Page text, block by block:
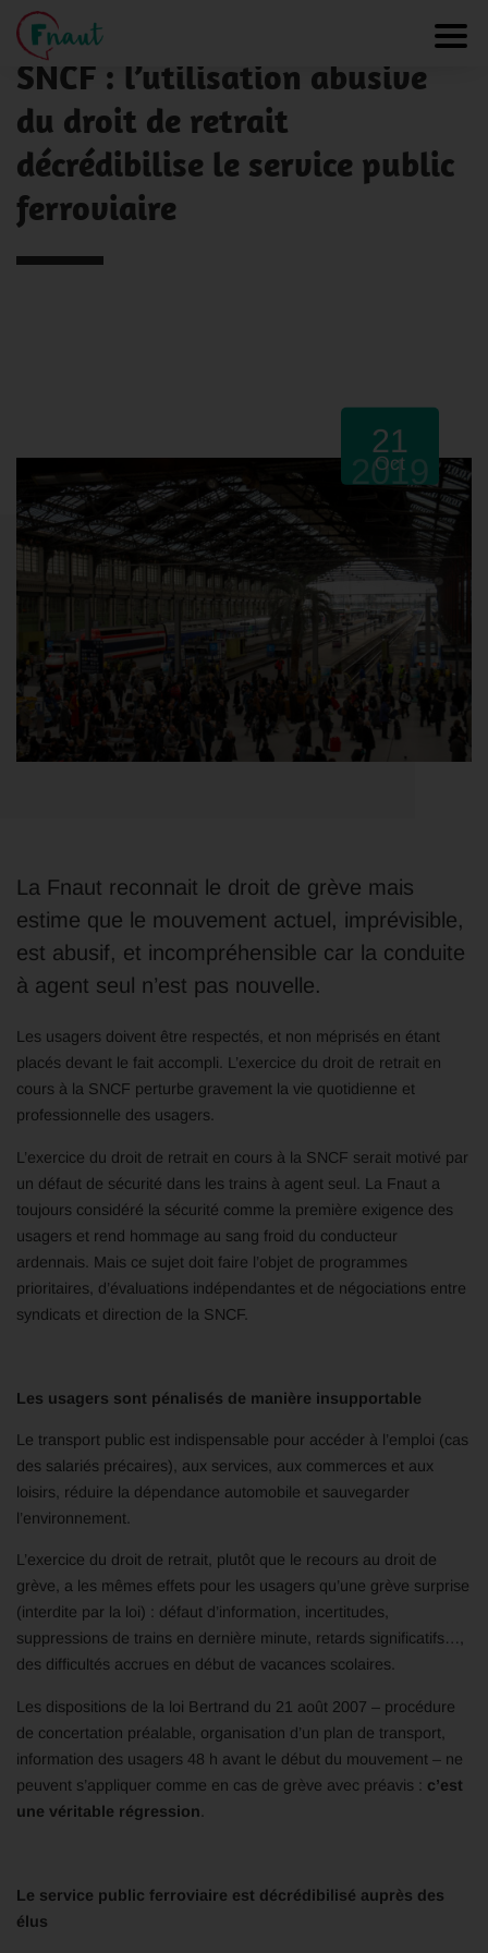
Panneau de gestion des cookies
NOS ACTUALITÉS
SNCF : l’utilisation abusive
du droit de retrait
décrédibilise le service public
ferroviaire
21
Oct
2019
La Fnaut reconnait le droit de grève mais
estime que le mouvement actuel, imprévisible,
est abusif, et incompréhensible car la conduite
à agent seul n’est pas nouvelle.
Les usagers doivent être respectés, et non méprisés en étant
placés devant le fait accompli. L’exercice du droit de retrait en
cours à la SNCF perturbe gravement la vie quotidienne et
professionnelle des usagers.
L’exercice du droit de retrait en cours à la SNCF serait motivé par
un défaut de sécurité dans les trains à agent seul. La Fnaut a
toujours considéré la sécurité comme la première exigence des
usagers et rend hommage au sang froid du conducteur
ardennais. Mais ce sujet doit faire l’objet de programmes
prioritaires, d’évaluations indépendantes et de négociations entre
syndicats et direction de la SNCF.
Les usagers sont pénalisés de manière insupportable
Le transport public est indispensable pour accéder à l’emploi (cas
des salariés précaires), aux services, aux commerces et aux
loisirs, réduire la dépendance automobile et sauvegarder
l’environnement.
L’exercice du droit de retrait, plutôt que le recours au droit de
grève, a les mêmes effets pour les usagers qu’une grève surprise
(interdite par la loi) : défaut d’information, incertitudes,
suppressions de trains en dernière minute, retards significatifs…,
des difficultés accrues en début de vacances scolaires.
Les dispositions de la loi Bertrand du 21 août 2007 – procédure
de concertation préalable, organisation d’un plan de transport,
information des usagers 48 h avant le début du mouvement – ne
peuvent s’appliquer comme en cas de grève avec préavis : c’est
une véritable régression
Le service public ferroviaire est décrédibilisé auprès des
élus